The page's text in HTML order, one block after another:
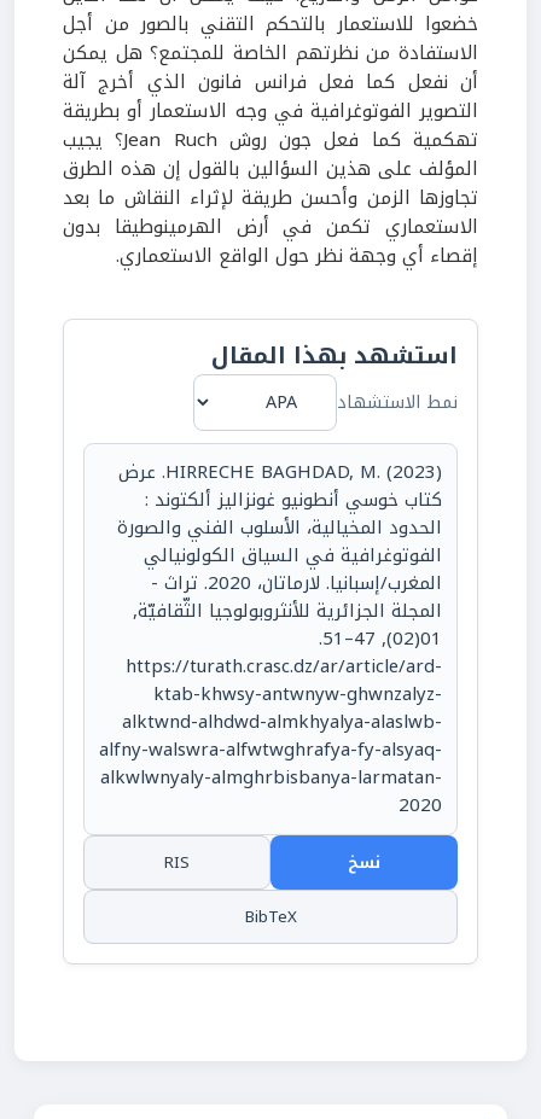
خضعوا للاستعمار بالتحكم التقني بالصور من أجل
الاستفادة من نظرتهم الخاصة للمجتمع؟ هل يمكن
أن نفعل كما فعل فرانس فانون الذي أخرج آلة
التصوير الفوتوغرافية في وجه الاستعمار أو بطريقة
تهكمية كما فعل جون روش Jean Ruch؟ يجيب
المؤلف على هذين السؤالين بالقول إن هذه الطرق
تجاوزها الزمن وأحسن طريقة لإثراء النقاش ما بعد
الاستعماري تكمن في أرض الهرمينوطيقا بدون
إقصاء أي وجهة نظر حول الواقع الاستعماري.
استشهد بهذا المقال
نمط الاستشهاد
HIRRECHE BAGHDAD, M. (2023). عرض
كتاب خوسي أنطونيو غونزاليز ألكتوند :
الحدود المخيالية، الأسلوب الفني والصورة
الفوتوغرافية في السياق الكولونيالي
المغرب/إسبانيا. لارماتان، 2020. تراث -
المجلة الجزائرية للأنثروبولوجيا الثّقافيّة,
01(02), 47–51.
https://turath.crasc.dz/ar/article/ard-
ktab-khwsy-antwnyw-ghwnzalyz-
alktwnd-alhdwd-almkhyalya-alaslwb-
alfny-walswra-alfwtwghrafya-fy-alsyaq-
alkwlwnyaly-almghrbisbanya-larmatan-
2020
نسخ
RIS
BibTeX